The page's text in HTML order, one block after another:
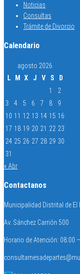
Noticias
Consultas
Trámite de Divorcio
Calendario
agosto 2026
L
M X J V S
D
1
2
3
4 5 6 7 8
9
10 11 12 13 14 15 16
17 18 19 20 21 22 23
24 25 26 27 28 29 30
31
« Abr
Contactanos
Municipalidad Distrital de El
Av. Sánchez Carrión 500
Horario de Atención: 08:00